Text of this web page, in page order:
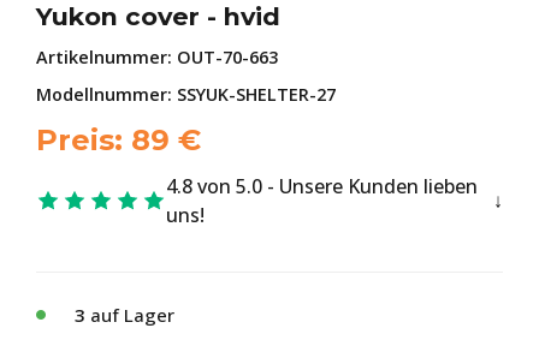
Yukon cover - hvid
Artikelnummer: OUT-70-663
Modellnummer: SSYUK-SHELTER-27
Preis: 89 €
4.8 von 5.0 - Unsere Kunden lieben
uns!
3 auf Lager